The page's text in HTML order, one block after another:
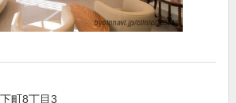
町8丁目3